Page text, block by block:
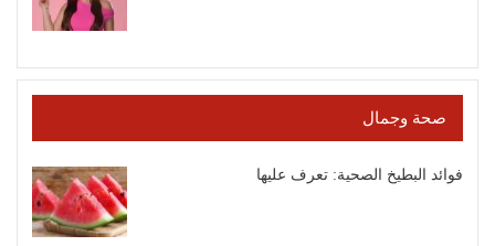
صحة وجمال
فوائد البطيخ الصحية: تعرف عليها